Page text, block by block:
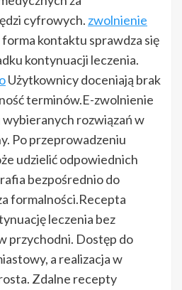
cyfrowych. zwolnienie
forma kontaktu sprawdza się
kontynuacji leczenia.
Użytkownicy doceniają brak
terminów.E-zwolnienie
wybieranych rozwiązań w
Po przeprowadzeniu
udzielić odpowiednich
bezpośrednio do
formalności.Recepta
leczenia bez
przychodni. Dostęp do
a realizacja w
Zdalne recepty